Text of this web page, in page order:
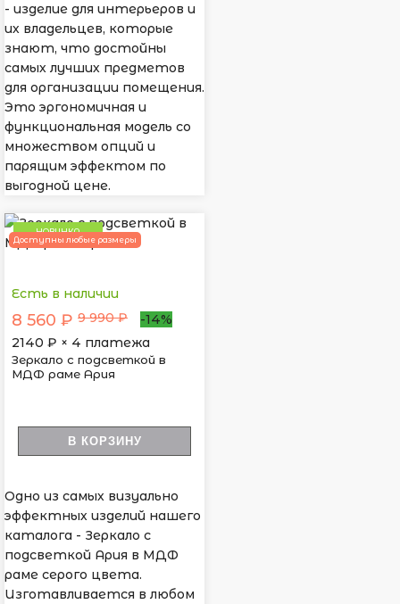
- изделие для интерьеров и
их владельцев, которые
знают, что достойны
самых лучших предметов
для организации помещения.
Это эргономичная и
функциональная модель со
множеством опций и
парящим эффектом по
выгодной цене.
НОВИНКА
Доступны любые размеры
Есть в наличии
8 560 ₽ 9 990 ₽
-14%
2140 ₽ × 4 платежа
Зеркало с подсветкой в
МДФ раме Ария
В КОРЗИНУ
Одно из самых визуально
эффектных изделий нашего
каталога - Зеркало с
подсветкой Ария в МДФ
раме серого цвета.
Изготавливается в любом